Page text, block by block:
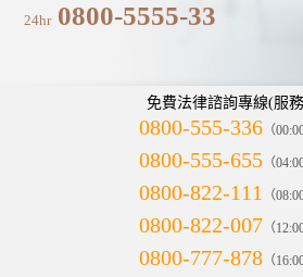
24hr 0800-5555-33
免費法律諮詢專線(服
0800-555-336 （
0800-555-655 （
0800-822-111 （
0800-822-007 （
0800-777-878 （